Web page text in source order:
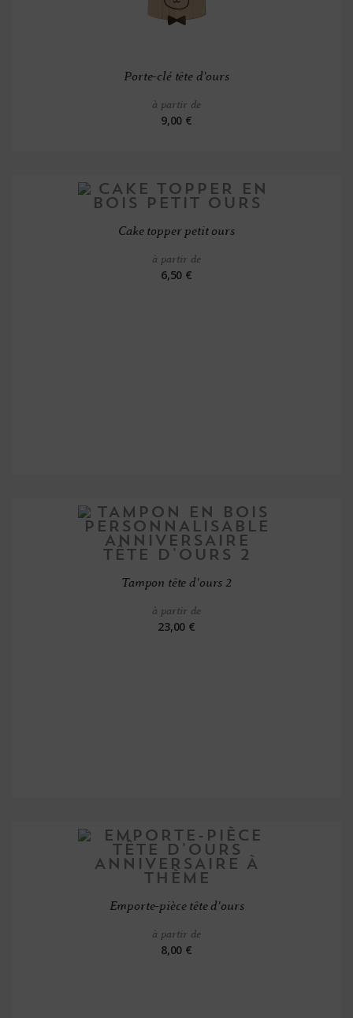
Porte-clé tête d'ours
à partir de
9,00 €
Cake topper petit ours
à partir de
6,50 €
Tampon tête d'ours 2
à partir de
23,00 €
Emporte-pièce tête d'ours
à partir de
8,00 €